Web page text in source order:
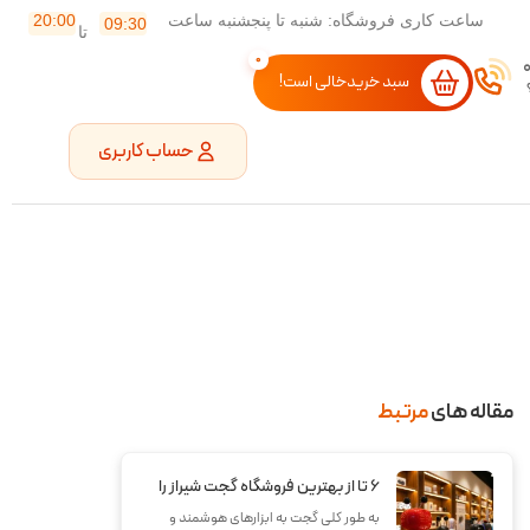
ساعت کاری فروشگاه: شنبه تا پنجشنبه ساعت 09:30 تا
20:00
0
0
سبد خریدخالی است!
حساب کاربری
مقاله ‌هایمرتبط
6 تا از بهترین فروشگاه گجت شیراز را
بشناسید!
به طور کلی گجت به ابزارهای هوشمند و